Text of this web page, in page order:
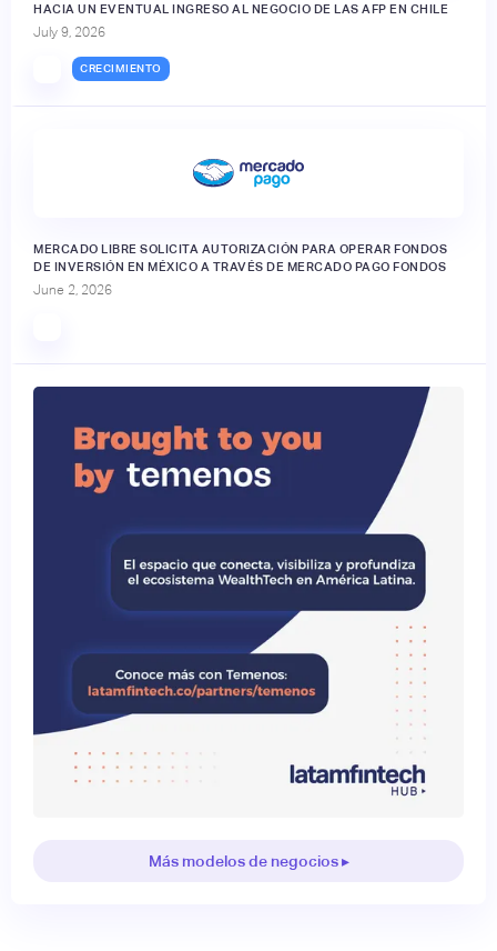
HACIA UN EVENTUAL INGRESO AL NEGOCIO DE LAS AFP EN CHILE
July 9, 2026
CRECIMIENTO
MERCADO LIBRE SOLICITA AUTORIZACIÓN PARA OPERAR FONDOS
DE INVERSIÓN EN MÉXICO A TRAVÉS DE MERCADO PAGO FONDOS
June 2, 2026
Más modelos de negocios ▸